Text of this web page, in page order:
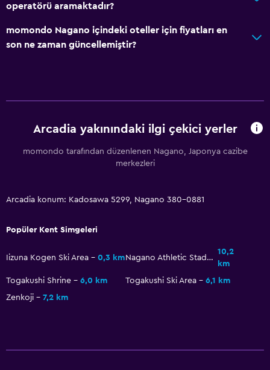
Depo
Yapılacaklar
Masa üstü oyunları/yapbozlar
Ortak lobi/TV alanı
Restoranlar
operatörü aramaktadır?
momondo Nagano içindeki oteller için fiyatları en
son ne zaman güncellemiştir?
Arcadia yakınındaki ilgi çekici yerler
momondo tarafından düzenlenen Nagano, Japonya cazibe
merkezleri
Arcadia konum: Kadosawa 5299, Nagano 380-0881
Popüler Kent Simgeleri
Iizuna Kogen Ski Area 0,3 km Nagano Athletic Stadium
10,2
km
Togakushi Shrine
6,0 km Togakushi Ski Area
6,1 km
Zenkoji
7,2 km